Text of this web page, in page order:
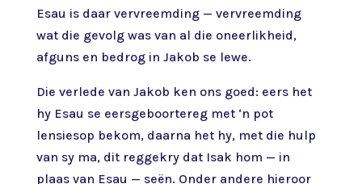
Esau is daar vervreemding — vervreemding
wat die gevolg was van al die oneerlikheid,
afguns en bedrog in Jakob se lewe.
Die verlede van Jakob ken ons goed: eers het
hy Esau se eersgeboortereg met ‘n pot
lensiesop bekom, daarna het hy, met die hulp
van sy ma, dit reggekry dat Isak hom — in
plaas van Esau — seën. Onder andere hieroor